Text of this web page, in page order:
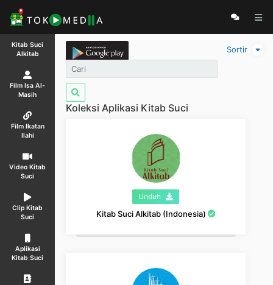
Kitab Suci
Alkitab
Film Isa Al-
Masih
Film Ikatan
Ilahi
Video Kitab
Suci
Clip Kitab
Suci
Aplikasi
Kitab Suci
Sortir
Koleksi Aplikasi Kitab Suci
Unduh
Kitab Suci Alkitab (Indonesia)